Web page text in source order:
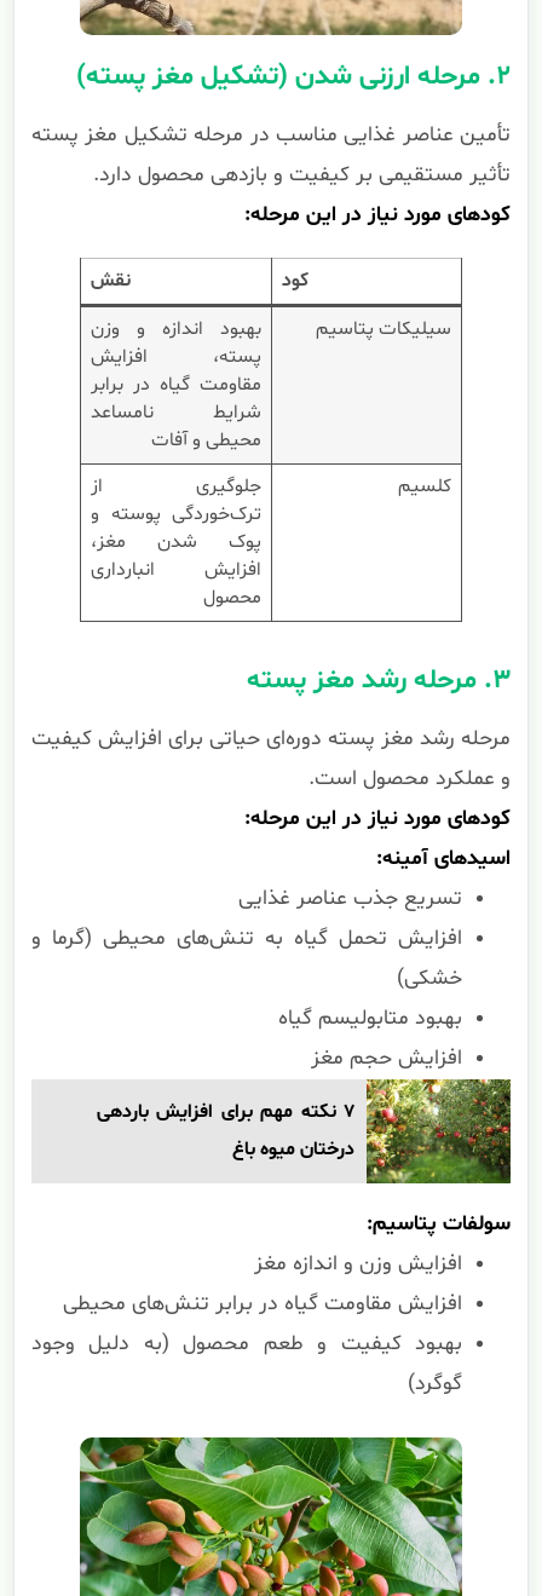
۲. مرحله ارزنی شدن (تشکیل مغز پسته)
تأمین عناصر غذایی مناسب در مرحله تشکیل مغز پسته
تأثیر مستقیمی بر کیفیت و بازدهی محصول دارد.
کودهای مورد نیاز در این مرحله:
کود
نقش
سیلیکات پتاسیم
بهبود اندازه و وزن
پسته، افزایش
مقاومت گیاه در برابر
شرایط نامساعد
محیطی و آفات
کلسیم
جلوگیری از
ترک‌خوردگی پوسته و
پوک شدن مغز،
افزایش انبارداری
محصول
۳. مرحله رشد مغز پسته
مرحله رشد مغز پسته دوره‌ای حیاتی برای افزایش کیفیت
و عملکرد محصول است.
کودهای مورد نیاز در این مرحله:
اسیدهای آمینه:
تسریع جذب عناصر غذایی
افزایش تحمل گیاه به تنش‌های محیطی (گرما و
خشکی)
بهبود متابولیسم گیاه
افزایش حجم مغز
7 نکته مهم برای افزایش باردهی
درختان میوه باغ
سولفات پتاسیم:
افزایش وزن و اندازه مغز
افزایش مقاومت گیاه در برابر تنش‌های محیطی
بهبود کیفیت و طعم محصول (به دلیل وجود
گوگرد)